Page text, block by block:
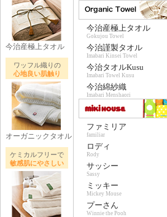
今治産極上タオル
ワッフル織りの
心地良い肌触り
オーガニックタオル
ケミカルフリーで
敏感肌にやさしい
今治産極上タオル
Gokujou Towel
今治謹製タオル
Imabari Kinsei Towel
今治タオルKusu
Imabari Towel Kusu
今治綿紗織
Imabari Menshaori
ファミリア
familiar
ロディ
Rody
サッシー
Sassy
ミッキー
Mickey Mouse
プーさん
Winnie the Pooh